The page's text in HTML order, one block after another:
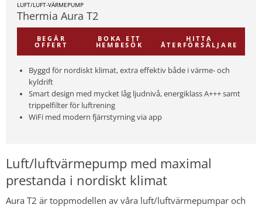
LUFT/LUFT-VÄRMEPUMP
Thermia Aura T2
BEGÄR
OFFERT
BOKA ETT
HEMBESÖK
HITTA
ÅTERFÖRSÄLJARE
Byggd för nordiskt klimat, extra effektiv både i värme- och
kyldrift
Smart design med mycket låg ljudnivå, energiklass A+++ samt
trippelfilter för luftrening
WiFi med modern fjärrstyrning via app
Luft/luftvärmepump med maximal
prestanda i nordiskt klimat
Aura T2 är toppmodellen av våra luft/luftvärmepumpar och